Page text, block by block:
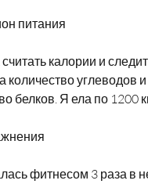
питания
калории и
количество углеводов
белков. Я ела по 1200
фитнесом 3 раза в